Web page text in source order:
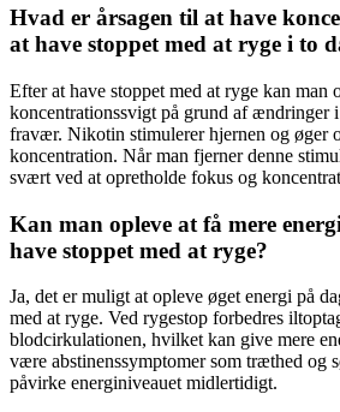
Hvad er årsagen til at have
at have stoppet med at ryge i to
Efter at have stoppet med at ryge kan man
koncentrationssvigt på grund af ændringer
fravær. Nikotin stimulerer hjernen og øger
koncentration. Når man fjerner denne
svært ved at opretholde fokus og
Kan man opleve at få mere
have stoppet med at ryge?
Ja, det er muligt at opleve øget energi på
med at ryge. Ved rygestop forbedres
blodcirkulationen, hvilket kan give mere
være abstinenssymptomer som træthed og
påvirke energiniveauet midlertidigt.